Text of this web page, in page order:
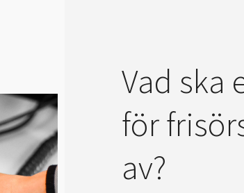
Vad ska
för
av?